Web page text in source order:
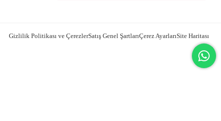
Gizlilik Politikası ve ÇerezlerSatış Genel ŞartlarıÇerez AyarlarıSite Haritası